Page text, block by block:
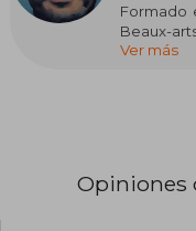
Formado
Beaux-
Ver más
Opiniones